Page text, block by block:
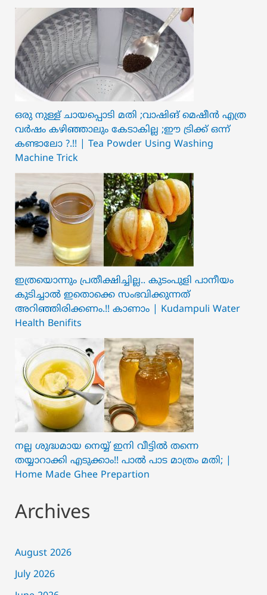
ഒരു നുള്ള് ചായപ്പൊടി മതി ;വാഷിങ് മെഷീൻ എത്ര
വർഷം കഴിഞ്ഞാലും കേടാകില്ല ;ഈ ട്രിക്ക് ഒന്ന്
കണ്ടാലോ ?.!! | Tea Powder Using Washing
Machine Trick
ഇത്രയൊന്നും പ്രതീക്ഷിച്ചില്ല.. ക‍ു‌ടംപുളി പാനീയം
കുടിച്ചാൽ ഇതൊക്കെ സംഭവിക്കുന്നത്
അറിഞ്ഞിരിക്കണം.!! കാണാം | Kudampuli Water
Health Benifits
നല്ല ശുദ്ധമായ നെയ്യ് ഇനി വീട്ടിൽ തന്നെ
തയ്യാറാക്കി എടുക്കാം!! പാൽ പാട മാത്രം മതി; |
Home Made Ghee Prepartion
Archives
August 2026
July 2026